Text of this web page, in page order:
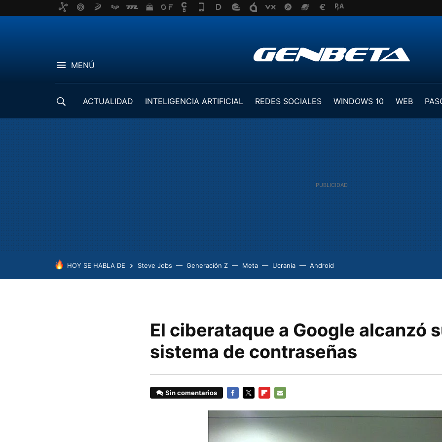
MENÚ
ACTUALIDAD INTELIGENCIA ARTIFICIAL REDES SOCIALES WINDOWS 10 WEB
HOY SE HABLA DE Steve Jobs Generación Z Meta Ucrania Android
El ciberataque a Google alcanzó
sistema de contraseñas
Sin comentarios
MAIL